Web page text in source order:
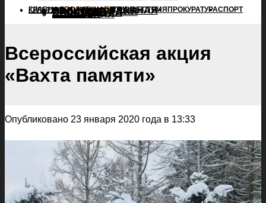
ГЛАВНАЯПОЛИТИКАПРОИСШЕСТВИЯ ПРОКУРАТУРАСПОРТ
КУЛЬТУРАПОСЕЛЕНИЯГЛАВНАЯ
ПОЛИТИКА
ПРОИСШЕСТВИЯ
ПРОКУРАТУРА
СПОРТ
КУЛЬТУРА
ПОСЕЛЕНИЯ
Всероссийская акция
«Вахта памяти»
Опубликовано 23 января 2020 года в 13:33